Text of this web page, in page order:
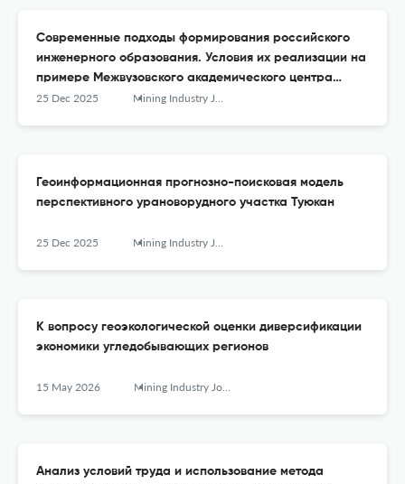
Современные подходы формирования российского
инженерного образования. Условия их реализации на
примере Межвузовского академического центра
навигации по специальностям горно-геологического
25 Dec 2025 Mining Industry Journal (Gornay Promishlennost)
Геоинформационная прогнозно-поисковая модель
перспективного урановорудного участка Туюкан
25 Dec 2025 Mining Industry Journal (Gornay Promishlennost)
К вопросу геоэкологической оценки диверсификации
экономики угледобывающих регионов
15 May 2026 Mining Industry Journal (Gornay Promishlennost)
Анализ условий труда и использование метода